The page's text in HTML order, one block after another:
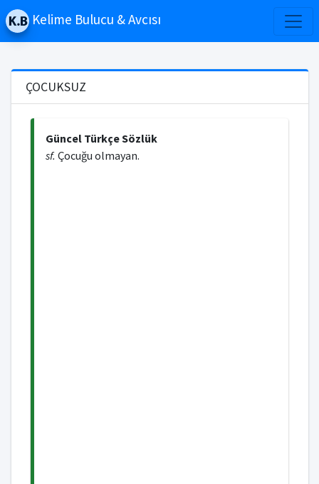
Kelime Bulucu & Avcısı
ÇOCUKSUZ
Güncel Türkçe Sözlük
sf. Çocuğu olmayan.